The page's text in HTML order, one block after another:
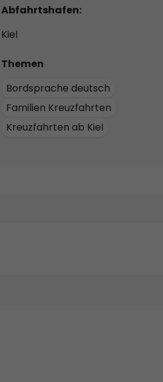
Abfahrtshafen:
Kiel
Themen
Bordsprache deutsch
Familien Kreuzfahrten
Kreuzfahrten ab Kiel